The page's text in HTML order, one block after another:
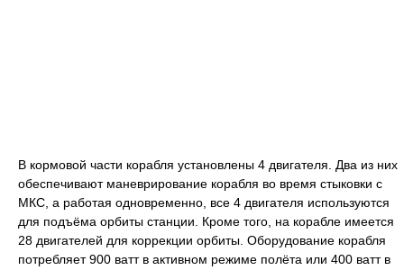
В кормовой части корабля установлены 4 двигателя. Два из них
обеспечивают маневрирование корабля во время стыковки с
МКС, а работая одновременно, все 4 двигателя используются
для подъёма орбиты станции. Кроме того, на корабле имеется
28 двигателей для коррекции орбиты. Оборудование корабля
потребляет 900 ватт в активном режиме полёта или 400 ватт в